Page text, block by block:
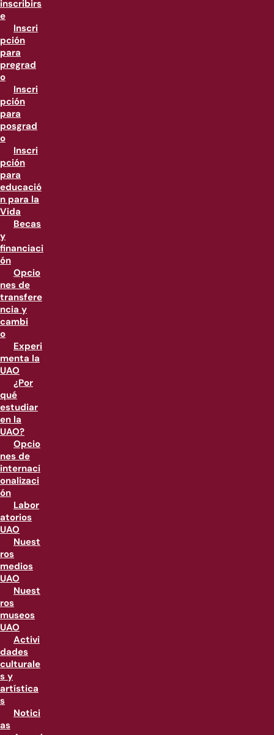
inscribirs
e
Inscri
pción
para
pregrad
o
Inscri
pción
para
posgrad
o
Inscri
pción
para
educació
n para la
Vida
Becas
y
financiaci
ón
Opcio
nes de
transfere
ncia y
cambi
o
Experi
menta la
UAO
¿Por
qué
estudiar
en la
UAO?
Opcio
nes de
internaci
onalizaci
ón
Labor
atorios
UAO
Nuest
ros
medios
UAO
Nuest
ros
museos
UAO
Activi
dades
culturale
s y
artística
s
Notici
as